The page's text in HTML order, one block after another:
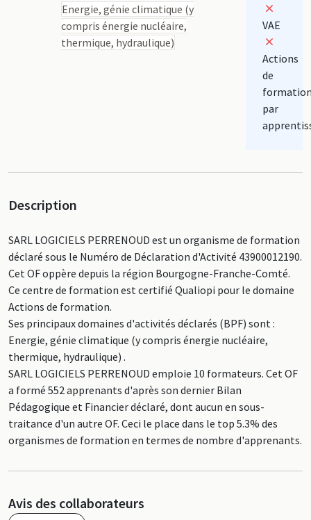
Energie, génie climatique (y
compris énergie nucléaire,
thermique, hydraulique)
VAE
Actions
de
par
Description
SARL LOGICIELS PERRENOUD est un organisme de formation
déclaré sous le Numéro de Déclaration d'Activité 43900012190.
Cet OF oppère depuis la région Bourgogne-Franche-Comté.
Ce centre de formation est certifié Qualiopi pour le domaine
Actions de formation.
Ses principaux domaines d'activités déclarés (BPF) sont :
Energie, génie climatique (y compris énergie nucléaire,
thermique, hydraulique) .
SARL LOGICIELS PERRENOUD emploie 10 formateurs. Cet OF
a formé 552 apprenants d'après son dernier Bilan
Pédagogique et Financier déclaré, dont aucun en sous-
traitance d'un autre OF. Ceci le place dans le top 5.3% des
organismes de formation en termes de nombre d'apprenants.
Avis des collaborateurs